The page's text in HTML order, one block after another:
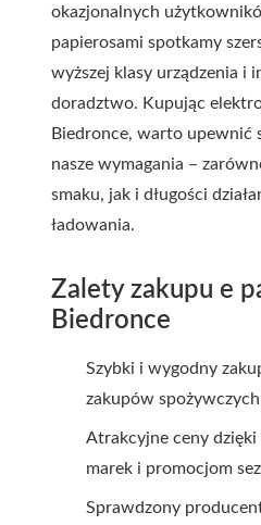
okazjonalnych
papierosami spotkamy
wyższej klasy urządzenia i
doradztwo. Kupując
Biedronce, warto upewnić
nasze wymagania –
smaku, jak i długości
ładowania.
Zalety zakupu e
Biedronce
Szybki i wygodny
zakupów
Atrakcyjne ceny
marek i promocjom
Sprawdzony